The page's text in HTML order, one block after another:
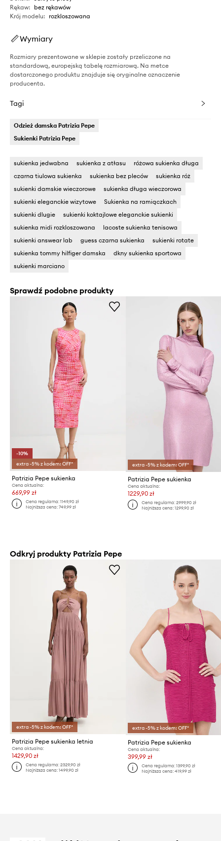
Rękaw: bez rękawów
Krój modelu: rozkloszowana
Wymiary
Rozmiary prezentowane w sklepie zostały przeliczone na
standardową, europejską tabelę rozmiarową. Na metce
dostarczonego produktu znajduje się oryginalne oznaczenie
producenta.
Tagi
Odzież damska Patrizia Pepe
Sukienki Patrizia Pepe
sukienka jedwabna sukienka z atłasu
różowa sukienka długa
czarna tiulowa sukienka
sukienka bez pleców
sukienka róż
sukienki damskie wieczorowe
sukienka długa wieczorowa
sukienki eleganckie wizytowe
Sukienka na ramiączkach
sukienki dlugie
sukienki koktajlowe eleganckie sukienki
sukienka midi rozkloszowana
lacoste sukienka tenisowa
sukienki answear lab
guess czarna sukienka
sukienki rotate
sukienka tommy hilfiger damska
dkny sukienka sportowa
sukienki marciano
Sprawdź podobne produkty
-10%
extra -5% z kodem: OFF*
Patrizia Pepe sukienka
Cena aktualna:
669,99 zł
Cena regularna:1149,90 zł
Najniższa cena:749,99 zł
extra -5% z kodem: OFF*
Patrizia Pepe sukienka
Cena aktualna:
1229,90 zł
Cena regularna: 2999,90 zł
Najniższa cena: 1299,90 zł
Odkryj produkty Patrizia Pepe
extra -5% z kodem: OFF*
Patrizia Pepe sukienka letnia
Cena aktualna:
1429,90 zł
Cena regularna:2329,90 zł
Najniższa cena:1499,90 zł
extra -5% z kodem: OFF*
Patrizia Pepe sukienka
Cena aktualna:
399,99 zł
Cena regularna: 1399,90 zł
Najniższa cena: 419,99 zł